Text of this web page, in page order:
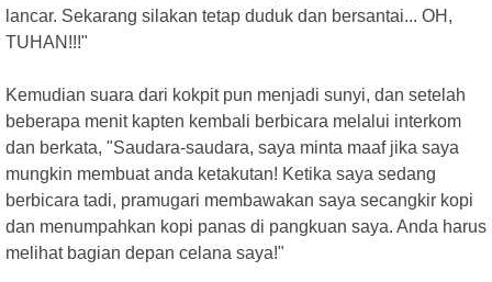
lancar. Sekarang silakan tetap duduk dan bersantai... OH,
TUHAN!!!"
Kemudian suara dari kokpit pun menjadi sunyi, dan setelah
beberapa menit kapten kembali berbicara melalui interkom
dan berkata, "Saudara-saudara, saya minta maaf jika saya
mungkin membuat anda ketakutan! Ketika saya sedang
berbicara tadi, pramugari membawakan saya secangkir kopi
dan menumpahkan kopi panas di pangkuan saya. Anda harus
melihat bagian depan celana saya!"